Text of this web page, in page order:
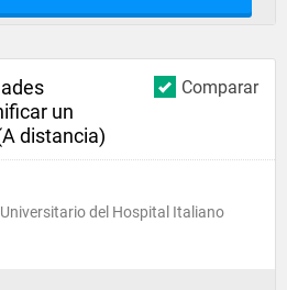
Comparar
un
distancia)
del Hospital Italiano